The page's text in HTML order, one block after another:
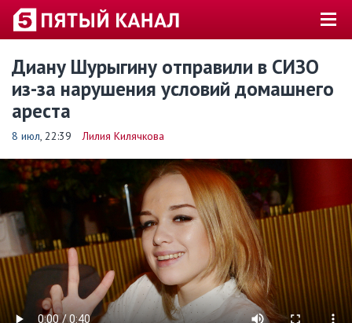
Диану Шурыгину отправили в СИЗО
из-за нарушения условий домашнего
ареста
8 июл, 22:39 Лилия Килячкова